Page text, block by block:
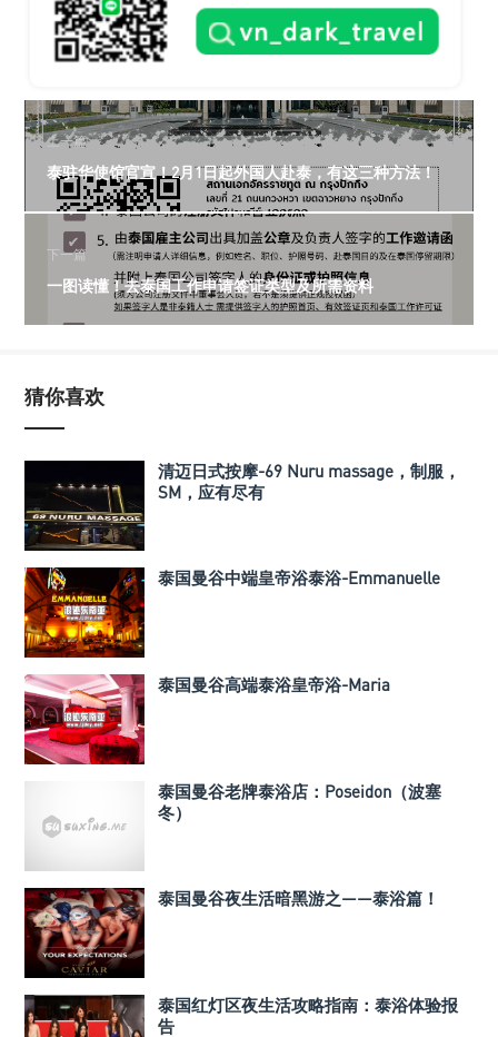
上一篇
泰驻华使馆官宣！2月1日起外国人赴泰，有这三种方法！
下一篇
一图读懂！去泰国工作申请签证类型及所需资料
猜你喜欢
清迈日式按摩-69 Nuru massage，制服，
SM，应有尽有
泰国曼谷中端皇帝浴泰浴-Emmanuelle
泰国曼谷高端泰浴皇帝浴-Maria
泰国曼谷老牌泰浴店：Poseidon（波塞
冬）
泰国曼谷夜生活暗黑游之——泰浴篇！
泰国红灯区夜生活攻略指南：泰浴体验报
告